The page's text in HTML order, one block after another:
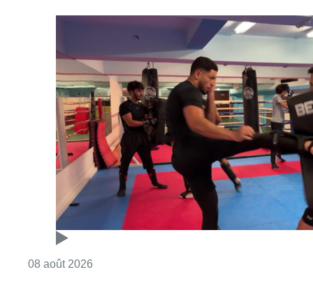
08 août 2026